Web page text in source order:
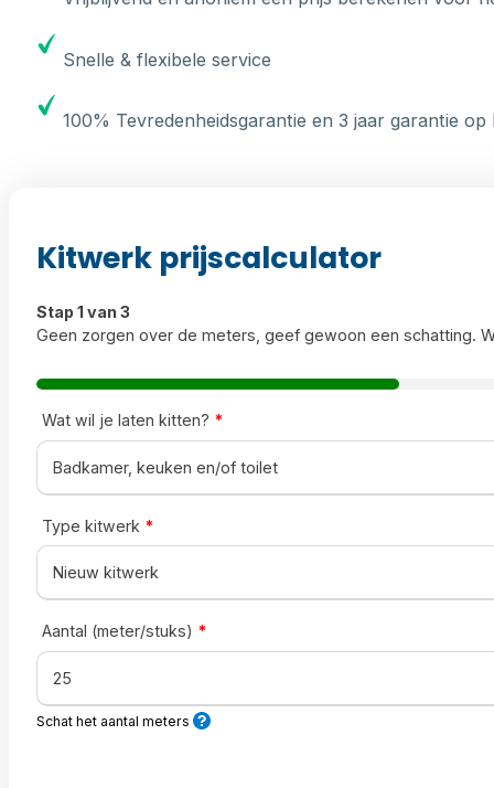
Snelle & flexibele service
100% Tevredenheidsgarantie en 3 jaar garantie
Kitwerk prijscalculator
Stap 1 van 3
Geen zorgen over de meters, geef gewoon een schatting.
Wat wil je laten kitten? *
Type kitwerk *
Aantal (meter/stuks) *
Schat het aantal meters